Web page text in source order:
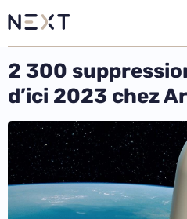
2 300
d’ici 2023 chez